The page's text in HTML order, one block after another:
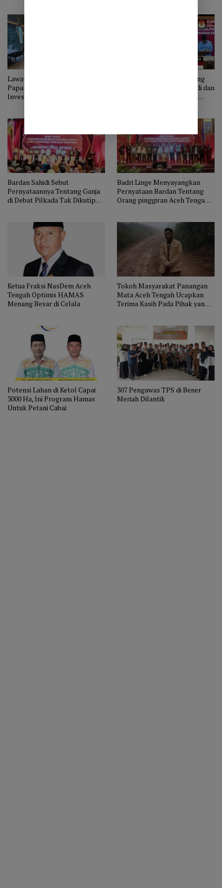
Lawatan Ke Thailand, Muallem
Papar Sejumlah Potensi
Investasi
Viral Potongan Video Saling
Sahut Antara Bardan Sahidi dan
Bardan Sahidi Sebut
Pernyataannya Tentang Ganja
di Debat Pilkada Tak Dikutip
Badri Linge Menyayangkan
Pernyataan Bardan Tentang
Orang pinggiran Aceh Tengah
Ketua Fraksi NasDem Aceh
Tengah Optimis HAMAS
Menang Besar di Celala
Tokoh Masyarakat Panangan
Mata Aceh Tengah Ucapkan
Terima Kasih Pada Pihak yang
Potensi Lahan di Ketol Capai
3000 Ha, Ini Program Hamas
Untuk Petani Cabai
307 Pengawas TPS di Bener
Meriah Dilantik